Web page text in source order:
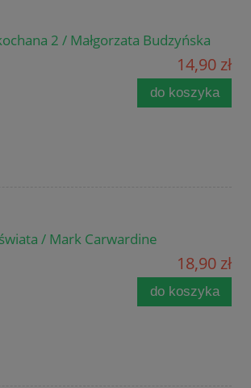
2 / Małgorzata Budzyńska
14,90 zł
do koszyka
/ Mark Carwardine
18,90 zł
do koszyka